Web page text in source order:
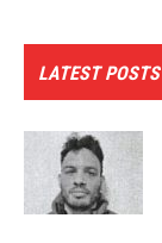
LATEST POSTS